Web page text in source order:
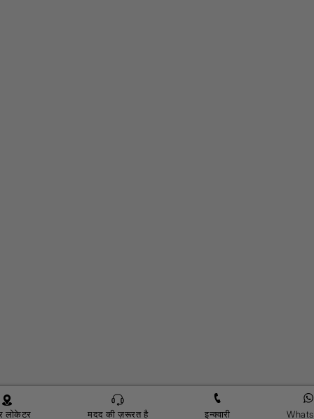
लोकेटर मदद की ज़रूरत है इन्क्वारी